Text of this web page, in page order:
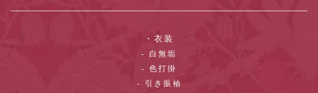
・衣装
- 白無垢
- 色打掛
- 引き振袖